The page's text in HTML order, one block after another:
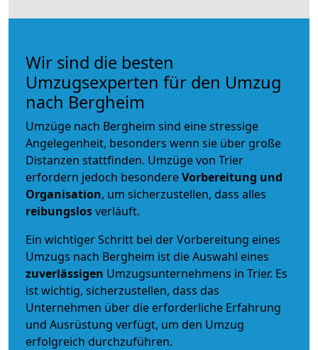
Wir sind die besten
Umzugsexperten für den Umzug
nach Bergheim
Umzüge nach Bergheim sind eine stressige
Angelegenheit, besonders wenn sie über große
Distanzen stattfinden. Umzüge von Trier
erfordern jedoch besondereVorbereitung und
Organisation, um sicherzustellen, dass alles
reibungslosverläuft.
Ein wichtiger Schritt bei der Vorbereitung eines
Umzugs nach Bergheim ist die Auswahl eines
zuverlässigen Umzugsunternehmens in Trier. Es
ist wichtig, sicherzustellen, dass das
Unternehmen über die erforderliche Erfahrung
und Ausrüstung verfügt, um den Umzug
erfolgreich durchzuführen.